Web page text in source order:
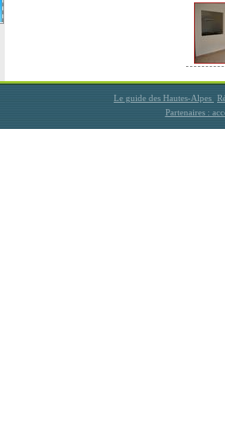
Le guide des Hautes-Alpes
Partenaires :